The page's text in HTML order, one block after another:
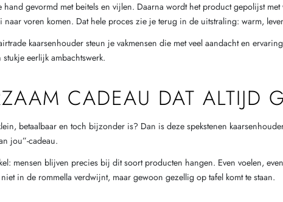
hand gevormd met beitels en vijlen. Daarna wordt het product gepolijst
naar voren komen. Dat hele proces zie je terug in de uitstraling: warm,
kaarsenhouder steun je vakmensen die met veel aandacht en
eerlijk ambachtswerk.
CADEAU DAT ALTIJD
betaalbaar en toch bijzonder is? Dan is deze spekstenen
jou”-cadeau.
mensen blijven precies bij dit soort producten hangen. Even voelen,
in de rommella verdwijnt, maar gewoon gezellig op tafel komt te staan.